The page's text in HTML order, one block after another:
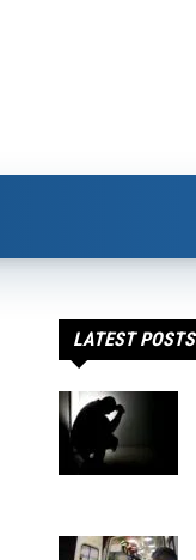
LATEST POSTS